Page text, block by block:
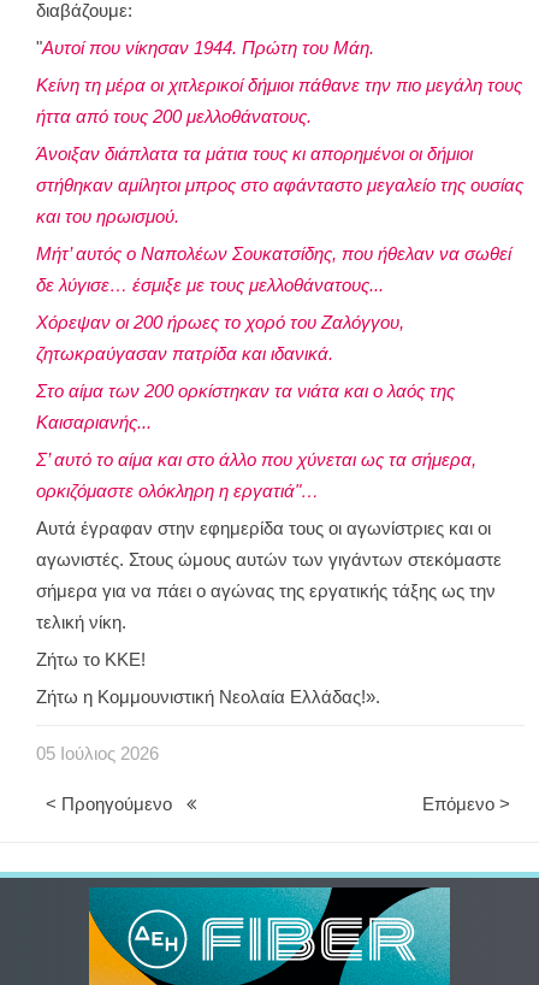
διαβάζουμε:
"Αυτοί που νίκησαν 1944. Πρώτη του Μάη.
Κείνη τη μέρα οι χιτλερικοί δήμιοι πάθανε την πιο μεγάλη τους
ήττα από τους 200 μελλοθάνατους.
Άνοιξαν διάπλατα τα μάτια τους κι απορημένοι οι δήμιοι
στήθηκαν αμίλητοι μπρος στο αφάνταστο μεγαλείο της ουσίας
και του ηρωισμού.
Μήτ’ αυτός ο Ναπολέων Σουκατσίδης, που ήθελαν να σωθεί
δε λύγισε… έσμιξε με τους μελλοθάνατους...
Χόρεψαν οι 200 ήρωες το χορό του Ζαλόγγου,
ζητωκραύγασαν πατρίδα και ιδανικά.
Στο αίμα των 200 ορκίστηκαν τα νιάτα και ο λαός της
Καισαριανής...
Σ’ αυτό το αίμα και στο άλλο που χύνεται ως τα σήμερα,
ορκιζόμαστε ολόκληρη η εργατιά"…
Αυτά έγραφαν στην εφημερίδα τους οι αγωνίστριες και οι
αγωνιστές. Στους ώμους αυτών των γιγάντων στεκόμαστε
σήμερα για να πάει ο αγώνας της εργατικής τάξης ως την
τελική νίκη.
Ζήτω το ΚΚΕ!
Ζήτω η Κομμουνιστική Νεολαία Ελλάδας!».
05 Ιούλιος 2026
< Προηγούμενο Επόμενο >